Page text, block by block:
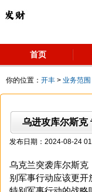
首页
你的位置： 开丰 > 业务范围
乌进攻库尔斯克
发布日期：2024-08-24
乌克兰突袭库尔斯克
别军事行动应该更